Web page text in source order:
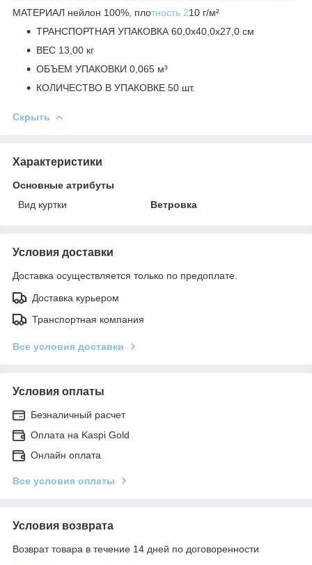
МАТЕРИАЛ нейлон 100%, плотность 210 г/м²
ТРАНСПОРТНАЯ УПАКОВКА 60,0x40,0x27,0 см
ВЕС 13,00 кг
ОБЪЕМ УПАКОВКИ 0,065 м³
КОЛИЧЕСТВО В УПАКОВКЕ 50 шт.
Скрыть
Характеристики
Основные атрибуты
Вид куртки
Ветровка
Условия доставки
Доставка осуществляется только по предоплате.
Доставка курьером
Транспортная компания
Все условия доставки
Условия оплаты
Безналичный расчет
Оплата на Kaspi Gold
Онлайн оплата
Все условия оплаты
Условия возврата
Возврат товара в течение 14 дней по договоренности